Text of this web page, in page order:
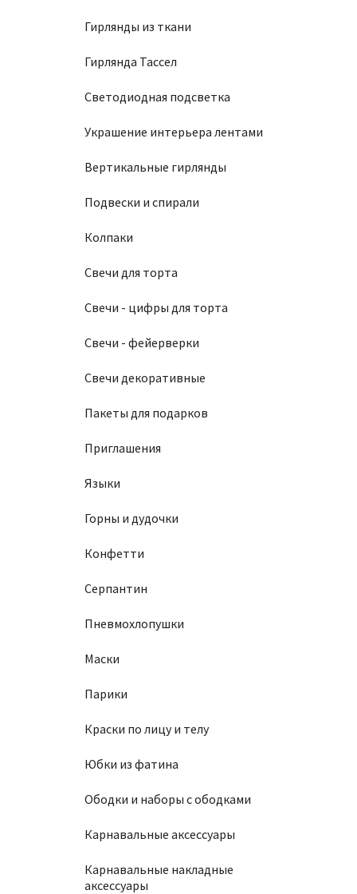
Гирлянды из ткани
Гирлянда Тассел
Светодиодная подсветка
Украшение интерьера лентами
Вертикальные гирлянды
Подвески и спирали
Колпаки
Свечи для торта
Свечи - цифры для торта
Свечи - фейерверки
Свечи декоративные
Пакеты для подарков
Приглашения
Языки
Горны и дудочки
Конфетти
Серпантин
Пневмохлопушки
Маски
Парики
Краски по лицу и телу
Юбки из фатина
Ободки и наборы с ободками
Карнавальные аксессуары
Карнавальные накладные
аксессуары